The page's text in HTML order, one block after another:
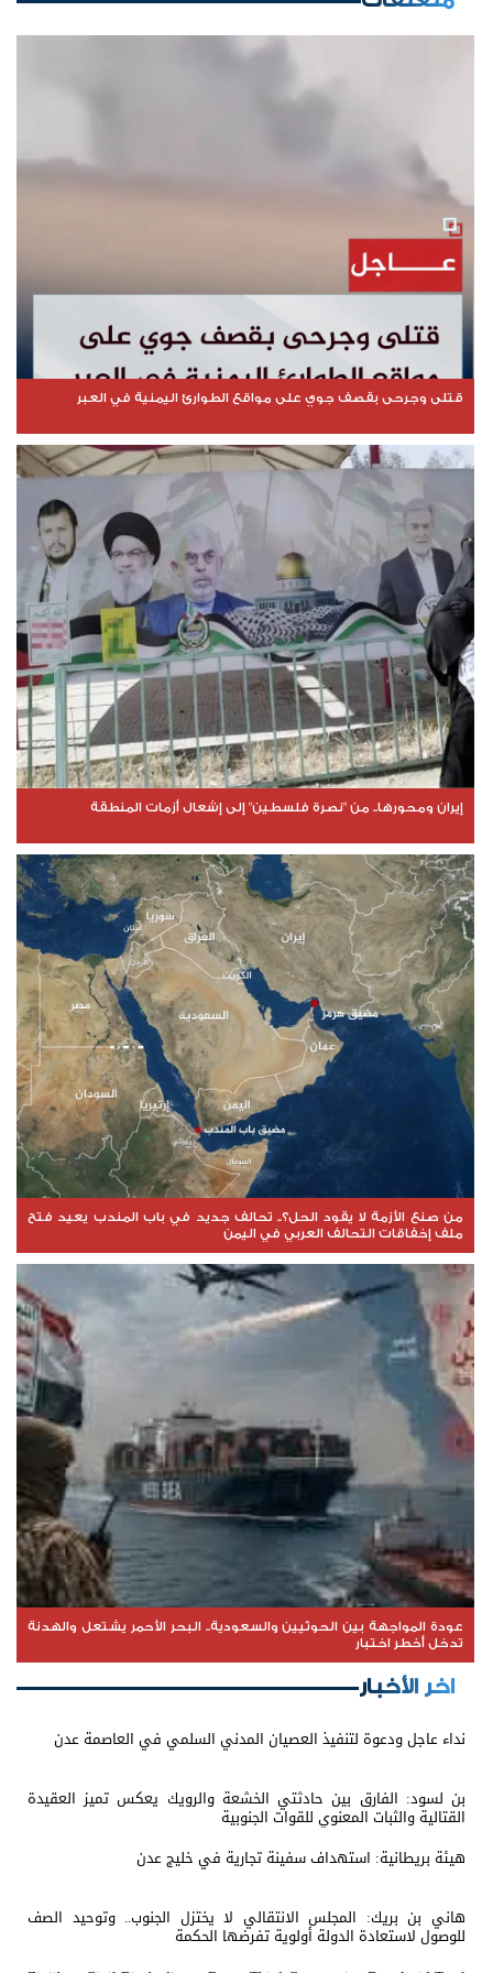
قتلى وجرحى بقصف جوي على مواقع الطوارئ اليمنية في العبر
إيران ومحورها.. من "نصرة فلسطين" إلى إشعال أزمات المنطقة
من صنع الأزمة لا يقود الحل؟.. تحالف جديد في باب المندب يعيد فتح
ملف إخفاقات التحالف العربي في اليمن
عودة المواجهة بين الحوثيين والسعودية.. البحر الأحمر يشتعل والهدنة
تدخل أخطر اختبار
اخر الأخبار
نداء عاجل ودعوة لتنفيذ العصيان المدني السلمي في العاصمة عدن
بن لسود: الفارق بين حادثتي الخشعة والرويك يعكس تميز العقيدة
القتالية والثبات المعنوي للقوات الجنوبية
هيئة بريطانية: استهداف سفينة تجارية في خليج عدن
هاني بن بريك: المجلس الانتقالي لا يختزل الجنوب.. وتوحيد الصف
للوصول لاستعادة الدولة أولوية تفرضها الحكمة